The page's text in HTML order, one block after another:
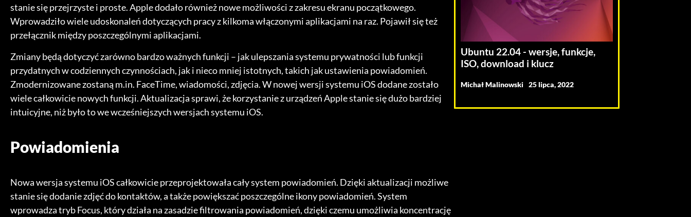
stanie się przejrzyste i proste. Apple dodało również nowe możliwości z zakresu ekranu początkowego.
Wprowadziło wiele udoskonaleń dotyczących pracy z kilkoma włączonymi aplikacjami na raz. Pojawił się też
przełącznik między poszczególnymi aplikacjami.
Zmiany będą dotyczyć zarówno bardzo ważnych funkcji – jak ulepszania systemu prywatności lub funkcji
przydatnych w codziennych czynnościach, jak i nieco mniej istotnych, takich jak ustawienia powiadomień.
Zmodernizowane zostaną m.in. FaceTime, wiadomości, zdjęcia. W nowej wersji systemu iOS dodane zostało
wiele całkowicie nowych funkcji. Aktualizacja sprawi, że korzystanie z urządzeń Apple stanie się dużo bardziej
intuicyjne, niż było to we wcześniejszych wersjach systemu iOS.
Powiadomienia
Nowa wersja systemu iOS całkowicie przeprojektowała cały system powiadomień. Dzięki aktualizacji możliwe
stanie się dodanie zdjęć do kontaktów, a także powiększać poszczególne ikony powiadomień. System
wprowadza tryb Focus, który działa na zasadzie filtrowania powiadomień, dzięki czemu umożliwia koncentrację
Ubuntu 22.04 - wersje, funkcje,
ISO, download i klucz
Michał Malinowski 25 lipca, 2022